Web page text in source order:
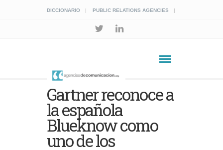
DICCIONARIO PUBLIC RELATIONS AGENCIES
Gartner reconoce a
la española
Blueknow como
uno de los